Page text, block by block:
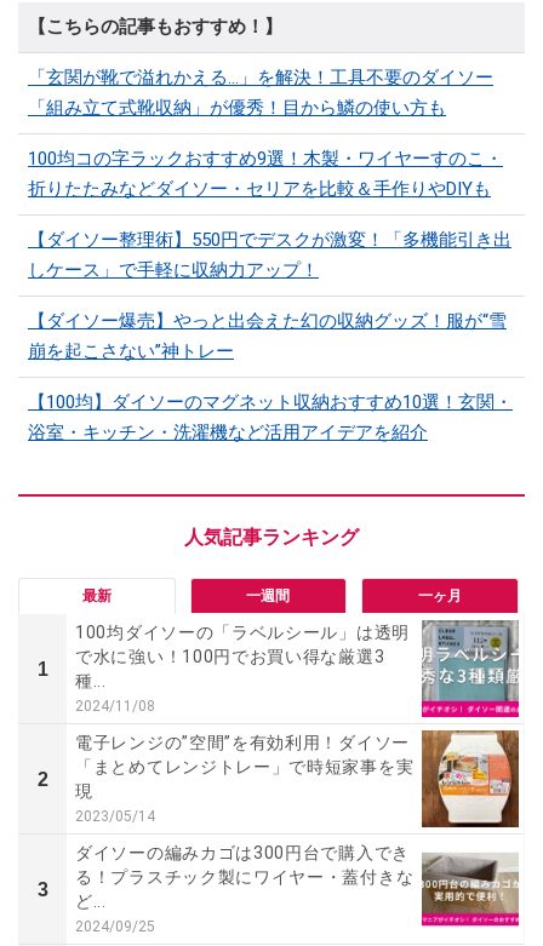
【こちらの記事もおすすめ！】
「玄関が靴で溢れかえる…」を解決！工具不要のダイソー
「組み立て式靴収納」が優秀！目から鱗の使い方も
100均コの字ラックおすすめ9選！木製・ワイヤーすのこ・
折りたたみなどダイソー・セリアを比較＆手作りやDIYも
【ダイソー整理術】550円でデスクが激変！「多機能引き出
しケース」で手軽に収納力アップ！
【ダイソー爆売】やっと出会えた幻の収納グッズ！服が“雪
崩を起こさない”神トレー
【100均】ダイソーのマグネット収納おすすめ10選！玄関・
浴室・キッチン・洗濯機など活用アイデアを紹介
最新 一週間 一ヶ月
1
100均ダイソーの「ラベルシール」は透明
で水に強い！100円でお買い得な厳選3
種...
2024/11/08
2
電子レンジの”空間”を有効利用！ダイソー
「まとめてレンジトレー」で時短家事を実
現
2023/05/14
3
ダイソーの編みカゴは300円台で購入でき
る！プラスチック製にワイヤー・蓋付きな
ど...
2024/09/25